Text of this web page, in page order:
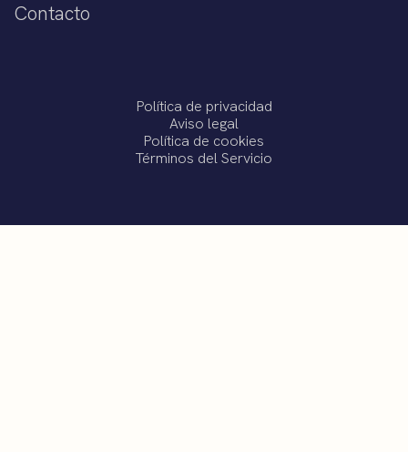
Contacto
Política de privacidad
Aviso legal
Política de cookies
Términos del Servicio